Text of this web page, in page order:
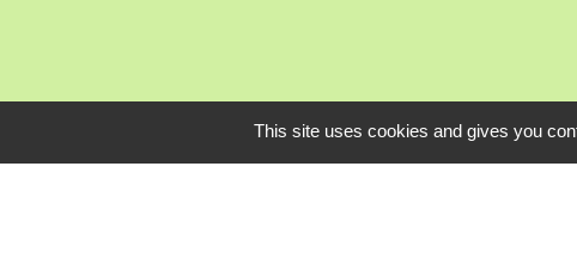
This site uses cookies and gives you